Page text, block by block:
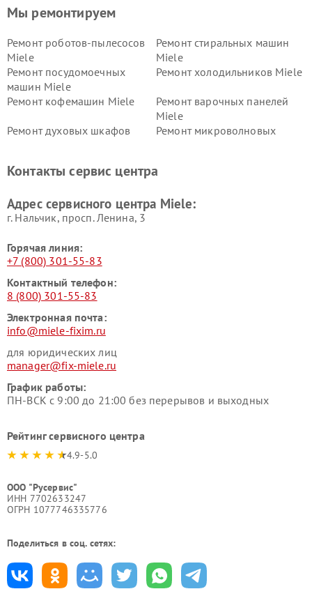
Мы ремонтируем
Ремонт роботов-пылесосов
Miele
Ремонт стиральных машин
Miele
Ремонт посудомоечных
машин Miele
Ремонт холодильников Miele
Ремонт кофемашин Miele
Ремонт варочных панелей
Miele
Ремонт духовых шкафов
Ремонт микроволновых
Miele
Miele
пылесосов Miele
Контакты сервис центра
Адрес сервисного центра Miele:
г. Нальчик, просп. Ленина, 3
Горячая линия:
+7 (800) 301-55-83
Контактный телефон:
8 (800) 301-55-83
Электронная почта:
info@miele-fixim.ru
для юридических лиц
manager@fix-miele.ru
График работы:
ПН-ВСК с 9:00 до 21:00 без перерывов и выходных
Рейтинг сервисного центра
4.9-5.0
ООО "Русервис"
ИНН 7702633247
ОГРН 1077746335776
Поделиться в соц. сетях: